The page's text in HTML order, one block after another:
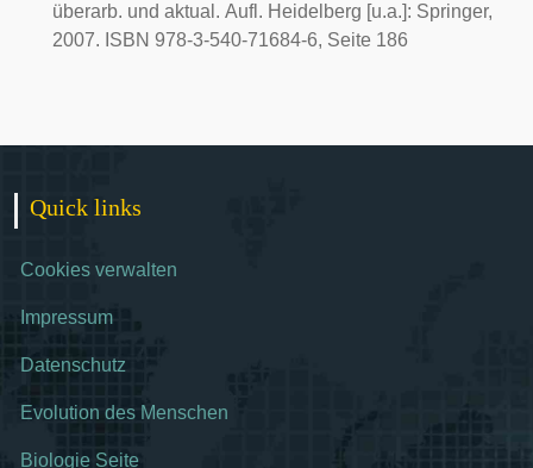
überarb. und aktual. Aufl. Heidelberg [u.a.]: Springer,
2007. ISBN 978-3-540-71684-6, Seite 186
Quick links
Cookies verwalten
Impressum
Datenschutz
Evolution des Menschen
Biologie Seite